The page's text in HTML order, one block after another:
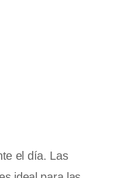
el día. Las